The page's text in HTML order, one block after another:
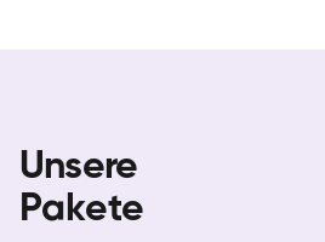
Unsere
Pakete